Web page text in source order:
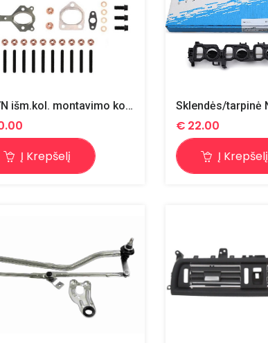
M57N išm.kol. montavimo kompl. 1 (+turb.)
Į Krepšelį
€ 22.00
Į Krepšelį